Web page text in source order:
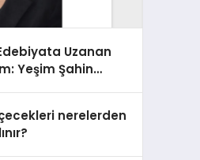
Uzanan
Yeşim Şahin
nerelerden